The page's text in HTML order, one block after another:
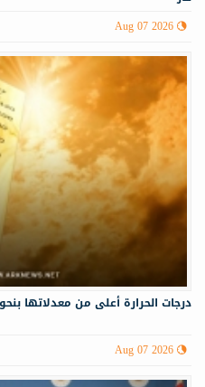
Aug 07 2026
درجات الحرارة أعلى من معدلاتها بنحو 3 درجات في عدة مناطق بسوريا
Aug 07 2026